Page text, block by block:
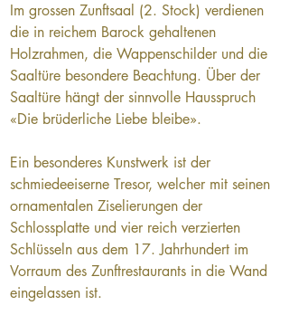
Im grossen Zunftsaal (2. Stock) verdienen
die in reichem Barock gehaltenen
Holzrahmen, die Wappenschilder und die
Saaltüre besondere Beachtung. Über der
Saaltüre hängt der sinnvolle Hausspruch
«Die brüderliche Liebe bleibe».
Ein besonderes Kunstwerk ist der
schmiedeeiserne Tresor, welcher mit seinen
ornamentalen Ziselierungen der
Schlossplatte und vier reich verzierten
Schlüsseln aus dem 17. Jahrhundert im
Vorraum des Zunftrestaurants in die Wand
eingelassen ist.